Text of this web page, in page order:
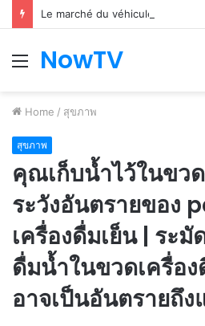
Le marché du véhicule
Menu
NowTV
Home / สุขภาพ
สุขภาพ
คุณเก็บน้ำไว้ในขว
ระวังอันตรายของ
เครื่องดื่มเย็น | ระมั
ดื่มน้ำในขวดเครื่อง
อาจเป็นอันตรายถึ